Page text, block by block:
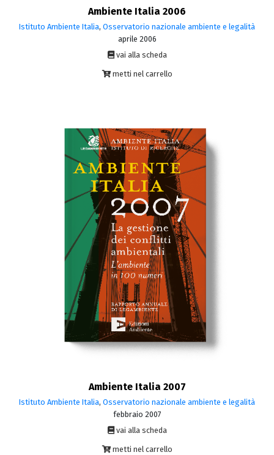
Ambiente Italia 2006
Istituto Ambiente Italia, Osservatorio nazionale ambiente e legalità
aprile 2006
vai alla scheda
metti nel carrello
Ambiente Italia 2007
Istituto Ambiente Italia, Osservatorio nazionale ambiente e legalità
febbraio 2007
vai alla scheda
metti nel carrello